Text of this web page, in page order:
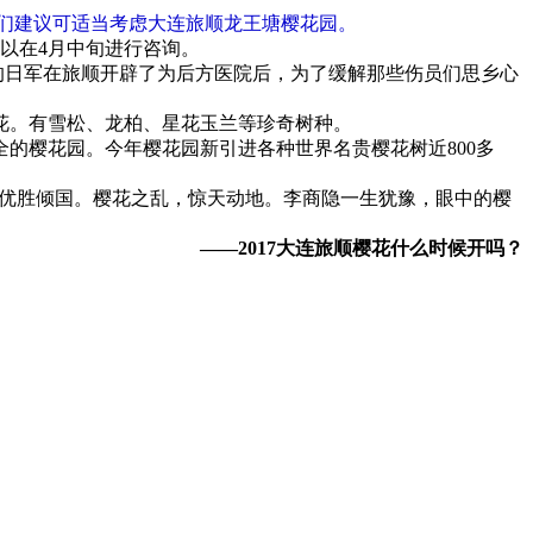
议可适当考虑大连旅顺龙王塘樱花园。
在4月中旬进行咨询。
军在旅顺开辟了为后方医院后，为了缓解那些伤员们思乡心
有雪松、龙柏、星花玉兰等珍奇树种。
樱花园。今年樱花园新引进各种世界名贵樱花树近800多
倾国。樱花之乱，惊天动地。李商隐一生犹豫，眼中的樱
——2017大连旅顺樱花什么时候开吗？